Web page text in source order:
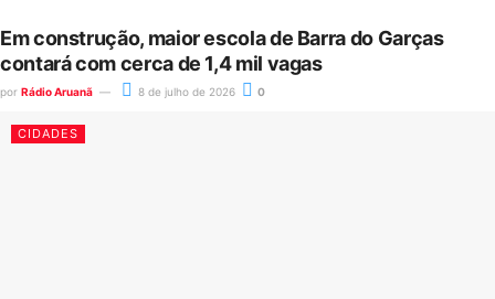
Em construção, maior escola de Barra do Garças
contará com cerca de 1,4 mil vagas
por Rádio Aruanã 8 de julho de 2026 0
CIDADES